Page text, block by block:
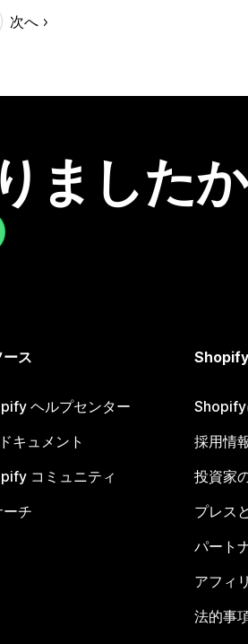
次へ
ました
ース
ヘルプセンター
キュメント
コミュニティ
ーチ
Shopify
Shopify
採用情
投資家
プレス
パート
アフィ
法的事